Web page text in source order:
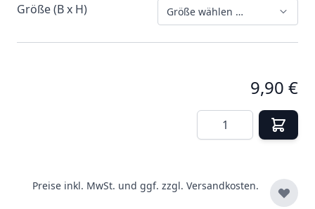
Größe (B x H) Größe wählen …
9,90 €
Menge
Preise inkl. MwSt. und ggf. zzgl. Versandkosten.